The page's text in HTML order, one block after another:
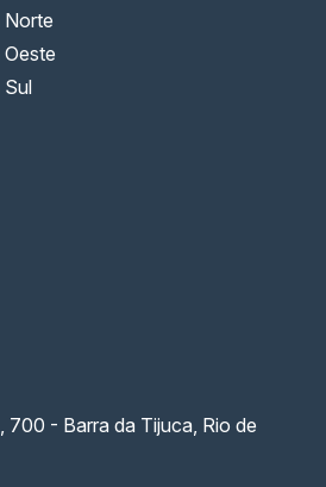
Norte
Sul
700 - Barra da Tijuca, Rio de